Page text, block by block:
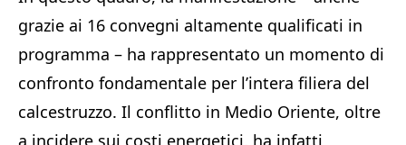
grazie ai 16 convegni altamente qualificati in
programma – ha rappresentato un momento di
confronto fondamentale per l’intera filiera del
calcestruzzo. Il conflitto in Medio Oriente, oltre
a incidere sui costi energetici, ha infatti